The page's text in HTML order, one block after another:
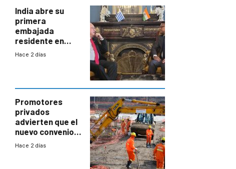
India abre su
primera
embajada
residente en
Uruguay y crecen
enorme
potencial
Hace 2 días
Promotores
privados
advierten que el
nuevo convenio
de la
Hace 2 días